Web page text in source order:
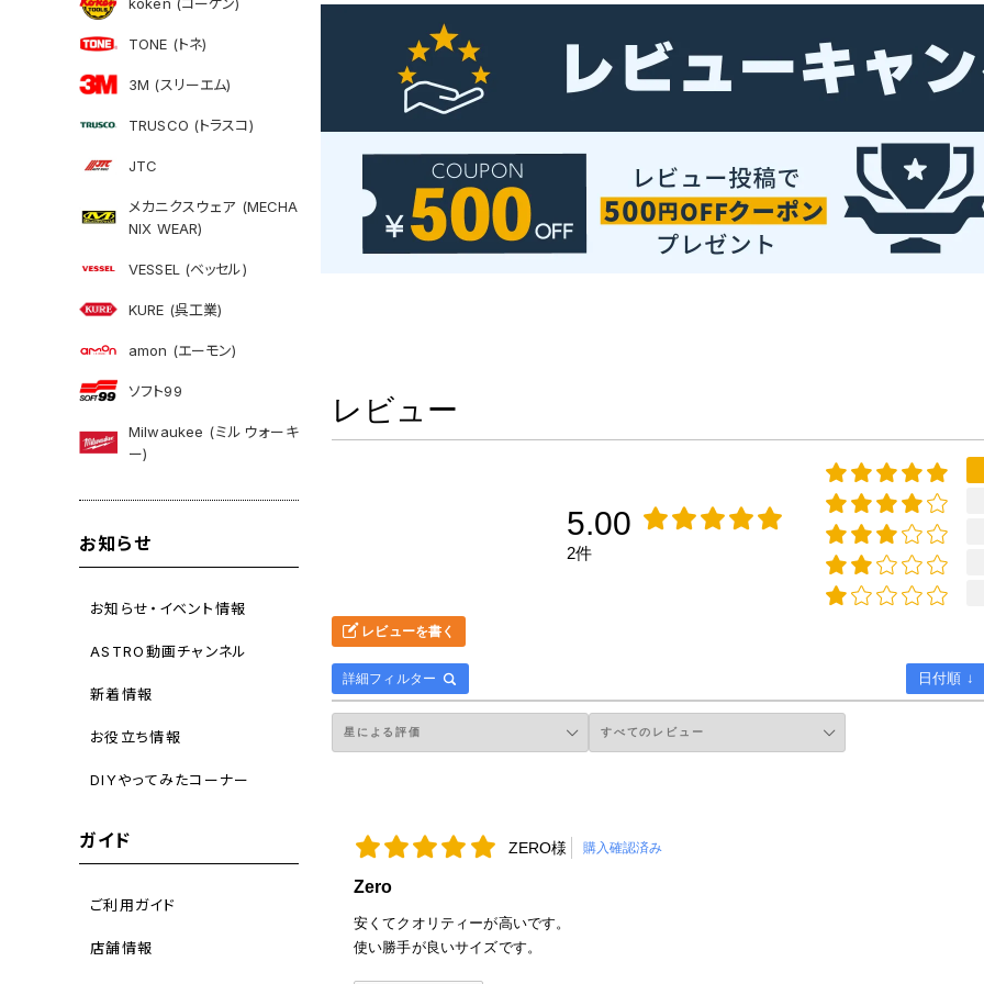
TONE (トネ)
3M (スリーエム)
TRUSCO (トラスコ)
JTC
メカニクスウェア (MECHA
NIX WEAR)
VESSEL (ベッセル)
KURE (呉工業)
amon (エーモン)
ソフト99
Milwaukee (ミルウォーキ
ー)
お知らせ
お知らせ・イベント情報
ASTRO動画チャンネル
新着情報
お役立ち情報
DIYやってみたコーナー
ガイド
ご利用ガイド
店舗情報
レビュー
5.00
2件
レビューを書く
詳細フィルター 日付順 ↓
ZERO様 購入確認済み
Zero
安くてクオリティーが高いです。
使い勝手が良いサイズです。